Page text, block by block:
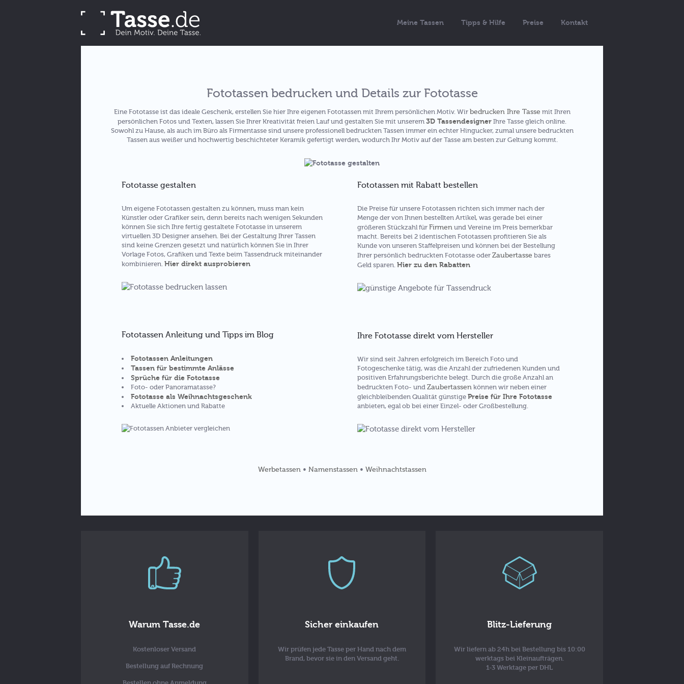
Meine Tassen Tipps & Hilfe Preise Kontakt
Fototassen bedrucken und Details zur Fototasse
Eine Fototasse ist das ideale Geschenk, erstellen Sie hier Ihre eigenen Fototassen mit Ihrem persönlichen Motiv. Wir bedrucken Ihre Tasse mit Ihren
persönlichen Fotos und Texten, lassen Sie Ihrer Kreativität freien Lauf und gestalten Sie mit unserem 3D Tassendesigner Ihre Tasse gleich online.
Sowohl zu Hause, als auch im Büro als Firmentasse sind unsere professionell bedruckten Tassen immer ein echter Hingucker, zumal unsere bedruckten
Tassen aus weißer und hochwertig beschichteter Keramik gefertigt werden, wodurch Ihr Motiv auf der Tasse am besten zur Geltung kommt.
Fototasse gestalten
Um eigene Fototassen gestalten zu können, muss man kein
Künstler oder Grafiker sein, denn bereits nach wenigen Sekunden
können Sie sich Ihre fertig gestaltete Fototasse in unserem
virtuellen 3D Designer ansehen. Bei der Gestaltung Ihrer Tassen
sind keine Grenzen gesetzt und natürlich können Sie in Ihrer
Vorlage Fotos, Grafiken und Texte beim Tassendruck miteinander
kombinieren. Hier direkt ausprobieren
Fototassen Anleitung und Tipps im Blog
Fototassen Anleitungen
Tassen für bestimmte Anlässe
Sprüche für die Fototasse
Foto- oder Panoramatasse?
Fototasse als Weihnachtsgeschenk
Aktuelle Aktionen und Rabatte
Fototassen mit Rabatt bestellen
Die Preise für unsere Fototassen richten sich immer nach der
Menge der von Ihnen bestellten Artikel, was gerade bei einer
größeren Stückzahl für Firmen und Vereine im Preis bemerkbar
macht. Bereits bei 2 identischen Fototassen profitieren Sie als
Kunde von unseren Staffelpreisen und können bei der Bestellung
Ihrer persönlich bedruckten Fototasse oder Zaubertasse bares
Geld sparen. Hier zu den Rabatten
Ihre Fototasse direkt vom Hersteller
Wir sind seit Jahren erfolgreich im Bereich Foto und
Fotogeschenke tätig, was die Anzahl der zufriedenen Kunden und
positiven Erfahrungsberichte belegt. Durch die große Anzahl an
bedruckten Foto- und Zaubertassen können wir neben einer
gleichbleibenden Qualität günstige Preise für Ihre Fototasse
anbieten, egal ob bei einer Einzel- oder Großbestellung.
Werbetassen• Namenstassen• Weihnachtstassen
Warum Tasse.de
Kostenloser Versand
Bestellung auf Rechnung
Sicher einkaufen
Wir prüfen jede Tasse per Hand nach dem
Brand, bevor sie in den Versand geht.
Blitz-Lieferung
Wir liefern ab 24h bei Bestellung bis 10:00
werktags bei Kleinaufträgen.
1-3 Werktage per DHL